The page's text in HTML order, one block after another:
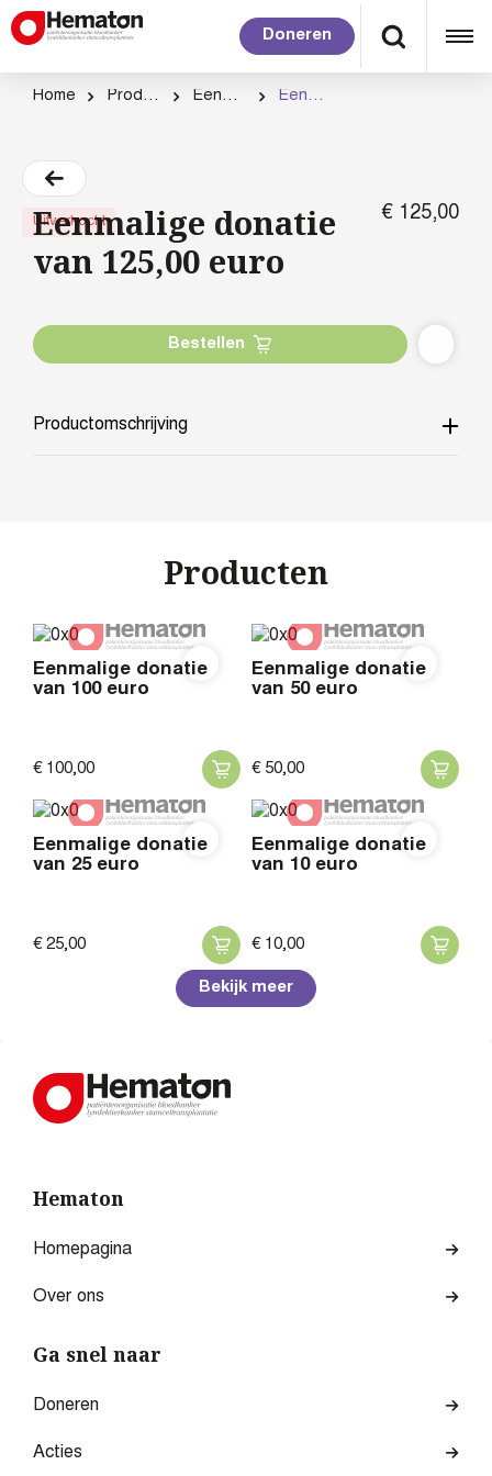
Doneren
Home Productcategorie Eenmalig doneren Eenmalige donatie van 125,00 euro
Uitverkocht
Eenmalige donatie
van 125,00 euro
€ 125,00
Bestellen
Productomschrijving
Producten
Eenmalige donatie
van 100 euro
€ 100,00
Eenmalige donatie
van 50 euro
€ 50,00
Eenmalige donatie
van 25 euro
€ 25,00
Eenmalige donatie
van 10 euro
€ 10,00
Bekijk meer
Hematon
Homepagina
Over ons
Ga snel naar
Doneren
Acties